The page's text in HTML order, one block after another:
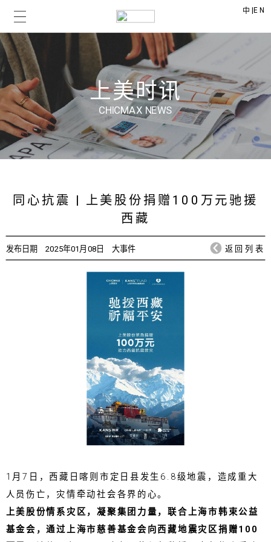
中 |EN
上美时讯
CHICMAX NEWS
同心抗震 | 上美股份捐赠100万元驰援
西藏
发布日期 2025年01月08日 大事件 返回列表
1月7日，西藏日喀则市定日县发生6.8级地震，造成重大
人员伤亡，灾情牵动社会各界的心。
上美股份情系灾区，凝聚集团力量，联合上海市韩束公益
基金会，通过上海市慈善基金会向西藏地震灾区捐赠100